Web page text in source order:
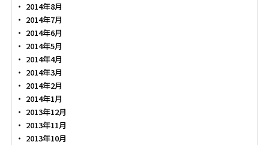
2014年8月
2014年7月
2014年6月
2014年5月
2014年4月
2014年3月
2014年2月
2014年1月
2013年12月
2013年11月
2013年10月